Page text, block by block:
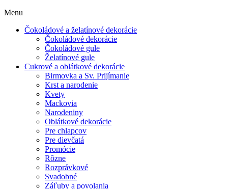
Menu
Čokoládové a želatínové dekorácie
Čokoládové dekorácie
Čokoládové gule
Želatínové gule
Cukrové a oblátkové dekorácie
Birmovka a Sv. Prijímanie
Krst a narodenie
Kvety
Mackovia
Narodeniny
Oblátkové dekorácie
Pre chlapcov
Pre dievčatá
Promócie
Rôzne
Rozprávkové
Svadobné
Záľuby a povolania